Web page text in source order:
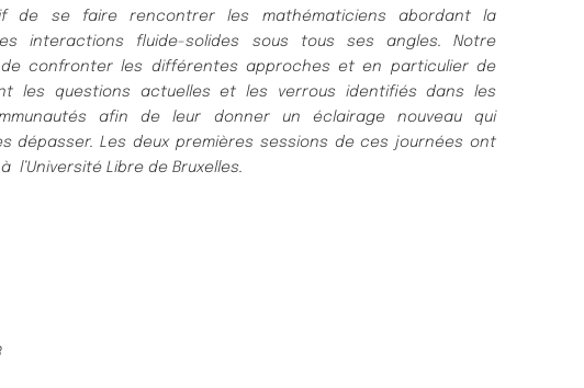
de se faire rencontrer les mathématiciens abordant la
interactions fluide-solides sous tous ses angles. Notre
confronter les différentes approches et en particulier de
les questions actuelles et les verrous identifiés dans les
afin de leur donner un éclairage nouveau qui
dépasser. Les deux premières sessions de ces journées ont
l’Université Libre de Bruxelles.